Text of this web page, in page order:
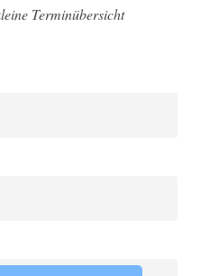
Terminübersicht